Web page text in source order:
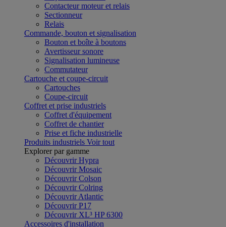
Contacteur moteur et relais
Sectionneur
Relais
Commande, bouton et signalisation
Bouton et boîte à boutons
Avertisseur sonore
Signalisation lumineuse
Commutateur
Cartouche et coupe-circuit
Cartouches
Coupe-circuit
Coffret et prise industriels
Coffret d'équipement
Coffret de chantier
Prise et fiche industrielle
Produits industriels Voir tout
Explorer par gamme
Découvrir Hypra
Découvrir Mosaic
Découvrir Colson
Découvrir Colring
Découvrir Atlantic
Découvrir P17
Découvrir XL³ HP 6300
Accessoires d'installation